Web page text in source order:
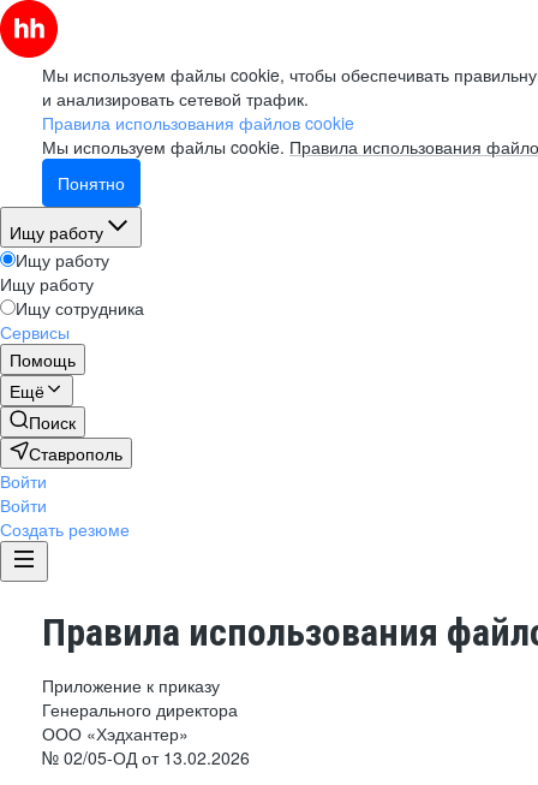
Мы используем файлы cookie, чтобы обеспечивать
и анализировать сетевой трафик.
Правила использования файлов cookie
Мы используем файлы cookie. Правила использования
Понятно
Ищу работу
Ищу работу
Ищу работу
Ищу сотрудника
Сервисы
Помощь
Ещё
Поиск
Ставрополь
Войти
Войти
Создать резюме
Правила использования
Приложение к приказу
Генерального директора
ООО «Хэдхантер»
№ 02/05-ОД от 13.02.2026